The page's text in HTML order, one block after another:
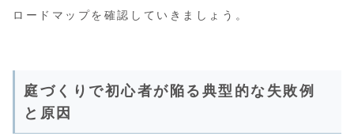
ロードマップを確認していきましょう。
庭づくりで初心者が陥る典型的な失敗例
と原因